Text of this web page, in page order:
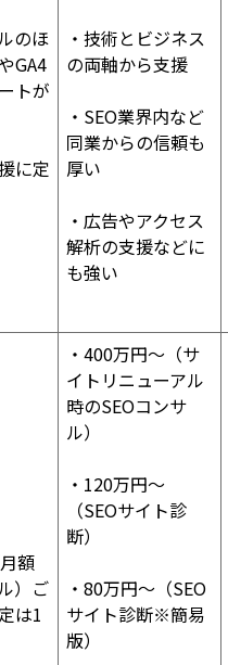
のほ
GA4
トが
に定
・技術とビジネス
の両軸から支援
・SEO業界内など
同業からの信頼も
厚い
・広告やアクセス
解析の支援などに
も強い
額
）ご
は1
・400万円〜（サ
イトリニューアル
時のSEOコンサ
ル）
・120万円〜
（SEOサイト診
断）
・80万円〜（SEO
サイト診断※簡易
版）